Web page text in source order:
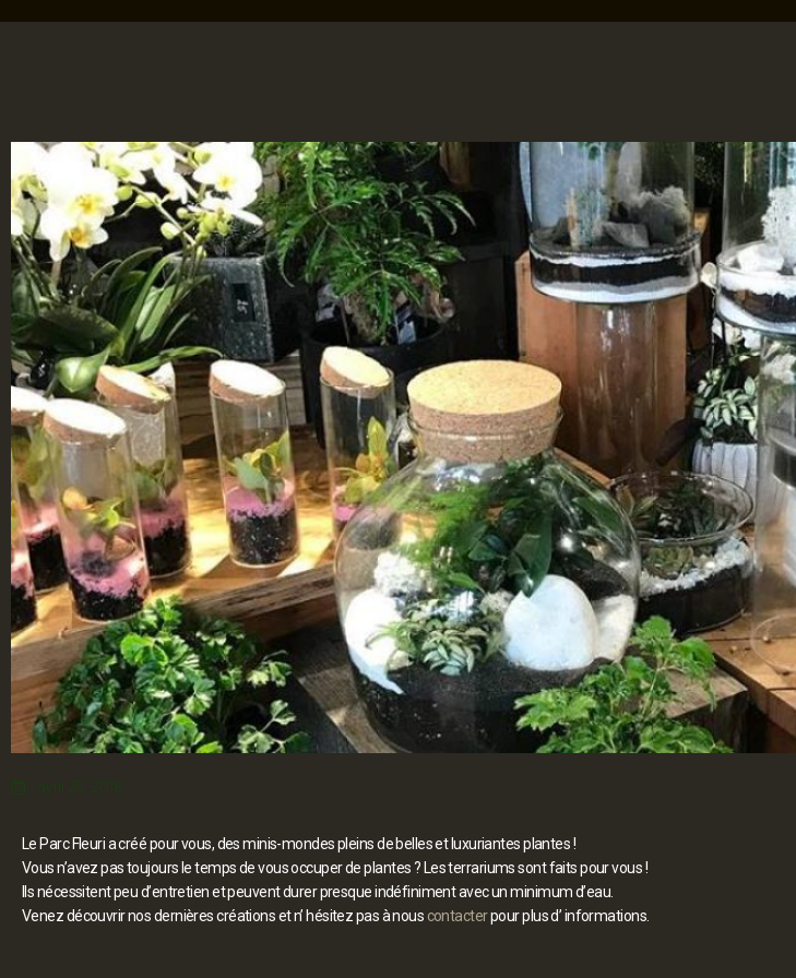
Le Parc Fleuri a créé pour vous, des minis-mondes pleins de belles et luxuriantes plantes !
Vous n’avez pas toujours le temps de vous occuper de plantes ? Les terrariums sont faits pour vous !
Ils nécessitent peu d’entretien et peuvent durer presque indéfiniment avec un minimum d’eau.
Venez découvrir nos dernières créations et n’ hésitez pas à nous contacterpour plus d’ informations.